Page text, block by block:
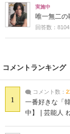
実施中
唯一無二の
回答数：8104
コメントランキング
1
コメント数：
一番好きな「
中】 | 芸能人